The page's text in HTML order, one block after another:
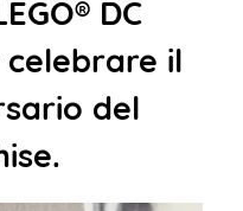
DC
il
del